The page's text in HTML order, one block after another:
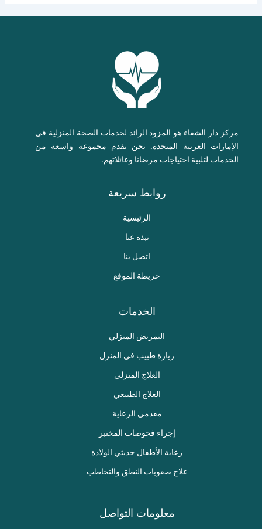
مركز دار الشفاء هو المزود الرائد لخدمات الصحة المنزلية في
الإمارات العربية المتحدة. نحن نقدم مجموعة واسعة من
الخدمات لتلبية احتياجات مرضانا وعائلاتهم.
روابط سريعة
الرئيسية
نبذة عنا
اتصل بنا
خريطة الموقع
الخدمات
التمريض المنزلي
زيارة طبيب في المنزل
العلاج المنزلي
العلاج الطبيعي
مقدمي الرعاية
إجراء فحوصات المختبر
رعاية الأطفال حديثي الولادة
علاج صعوبات النطق والتخاطب
معلومات التواصل